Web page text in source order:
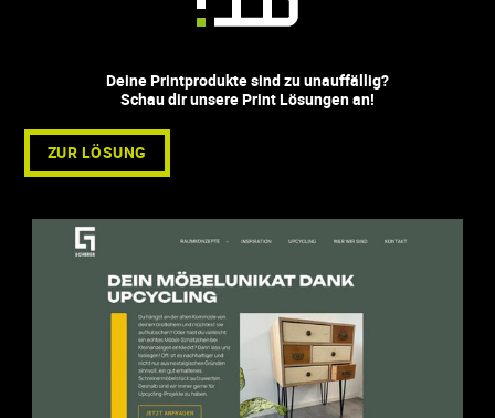
Deine Printprodukte sind zu unauffällig?
Schau dir unsere Print Lösungen an!
ZUR LÖSUNG